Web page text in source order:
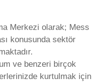
Merkezi olarak; Mess
konusunda sektör
ve benzeri birçok
kurtulmak için